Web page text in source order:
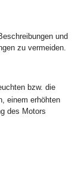
und
zu vermeiden.
bzw. die
einem erhöhten
des Motors